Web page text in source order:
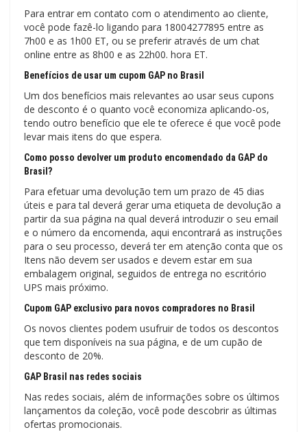
Para entrar em contato com o atendimento ao cliente,
você pode fazê-lo ligando para 18004277895 entre as
7h00 e as 1h00 ET, ou se preferir através de um chat
online entre as 8h00 e as 22h00. hora ET.
Benefícios de usar um cupom GAP no Brasil
Um dos benefícios mais relevantes ao usar seus cupons
de desconto é o quanto você economiza aplicando-os,
tendo outro benefício que ele te oferece é que você pode
levar mais itens do que espera.
Como posso devolver um produto encomendado da GAP do
Brasil?
Para efetuar uma devolução tem um prazo de 45 dias
úteis e para tal deverá gerar uma etiqueta de devolução a
partir da sua página na qual deverá introduzir o seu email
e o número da encomenda, aqui encontrará as instruções
para o seu processo, deverá ter em atenção conta que os
Itens não devem ser usados ​​e devem estar em sua
embalagem original, seguidos de entrega no escritório
UPS mais próximo.
Cupom GAP exclusivo para novos compradores no Brasil
Os novos clientes podem usufruir de todos os descontos
que tem disponíveis na sua página, e de um cupão de
desconto de 20%.
GAP Brasil nas redes sociais
Nas redes sociais, além de informações sobre os últimos
lançamentos da coleção, você pode descobrir as últimas
ofertas promocionais.